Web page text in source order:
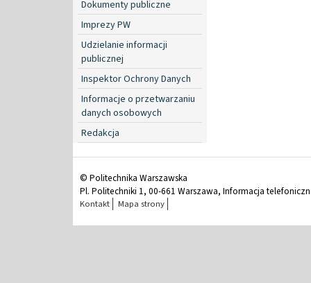
Dokumenty publiczne
Imprezy PW
Udzielanie informacji
publicznej
Inspektor Ochrony Danych
Informacje o przetwarzaniu
danych osobowych
Redakcja
© Politechnika Warszawska
Pl. Politechniki 1, 00-661 Warszawa, Informacja
Kontakt Mapa strony